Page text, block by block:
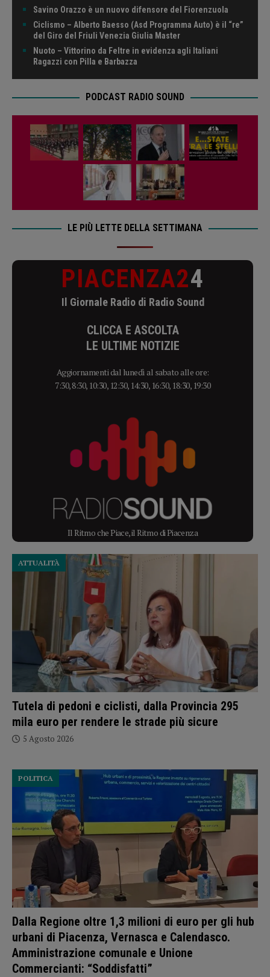
Savino Orazzo è un nuovo difensore del Fiorenzuola
Ciclismo – Alberto Baesso (Asd Programma Auto) è il “re”
del Giro del Friuli Venezia Giulia Master
Nuoto – Vittorino da Feltre in evidenza agli Italiani
Ragazzi con Pilla e Barbazza
PODCAST RADIO SOUND
LE PIÙ LETTE DELLA SETTIMANA
PIACENZA24
Il Giornale Radio di Radio Sound
CLICCA E ASCOLTA
LE ULTIME NOTIZIE
Aggiornamenti dal lunedì al sabato alle ore:
7:30, 8:30, 10:30, 12:30, 14:30, 16:30, 18:30, 19:30
Il Ritmo che Piace, il Ritmo di Piacenza
Tutela di pedoni e ciclisti, dalla Provincia 295
mila euro per rendere le strade più sicure
ATTUALITÀ
5 Agosto 2026
Dalla Regione oltre 1,3 milioni di euro per gli hub
urbani di Piacenza, Vernasca e Calendasco.
Amministrazione comunale e Unione
Commercianti: “Soddisfatti”
POLITICA